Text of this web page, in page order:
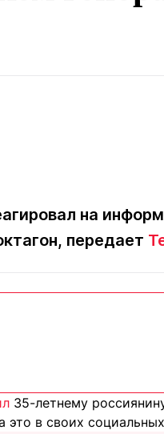
на
передает
35-летнему
это в своих